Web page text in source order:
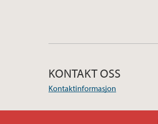
KONTAKT OSS
Kontaktinformasjon